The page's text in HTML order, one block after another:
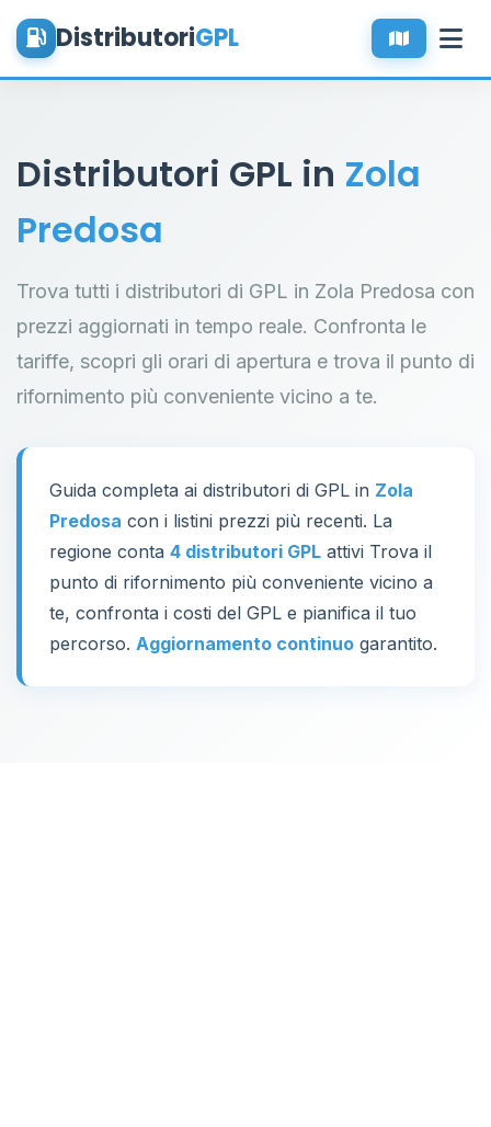
DistributoriGPL
Distributori GPL in Zola
Predosa
Trova tutti i distributori di GPL in Zola Predosa con
prezzi aggiornati in tempo reale. Confronta le
tariffe, scopri gli orari di apertura e trova il punto di
rifornimento più conveniente vicino a te.
Guida completa ai distributori di GPL in Zola
Predosa con i listini prezzi più recenti. La
regione conta 4 distributori GPL attivi Trova il
punto di rifornimento più conveniente vicino a
te, confronta i costi del GPL e pianifica il tuo
percorso. Aggiornamento continuo garantito.